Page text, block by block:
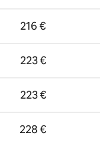
216 €
223 €
223 €
228 €